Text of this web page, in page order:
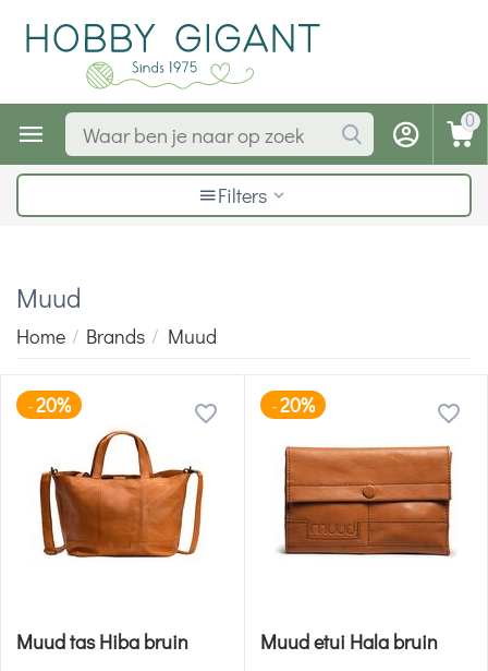
0
Filters
Muud
Home / Brands / Muud
-20%
Muud tas Hiba bruin
-20%
Muud etui Hala bruin